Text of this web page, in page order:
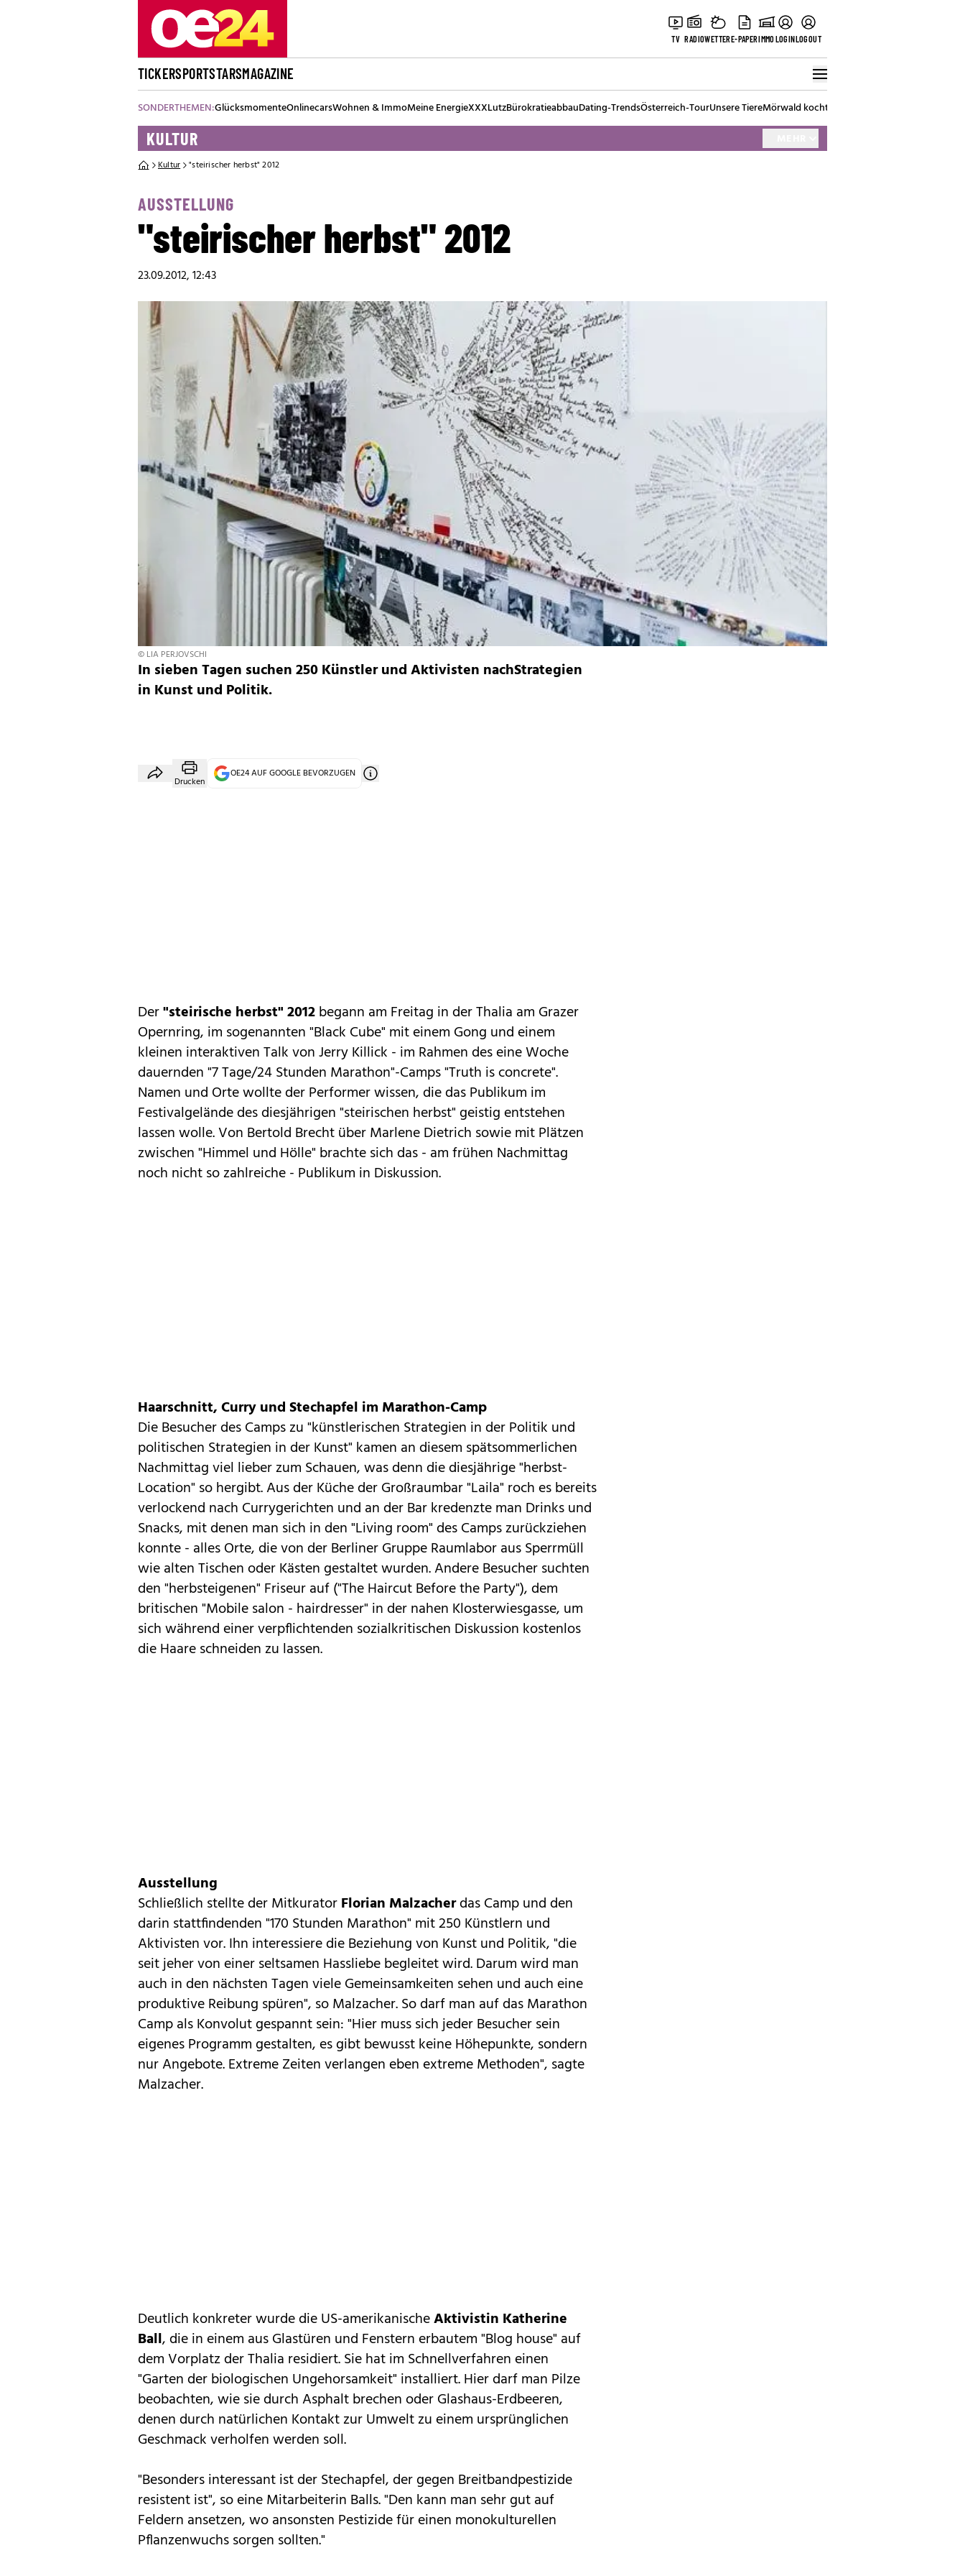
TV RADIOWETTERE-PAPERIMMOLOGINLOGOUT
TICKERSPORTSTARSMAGAZINE
SONDERTHEMEN:GlücksmomenteOnlinecarsWohnen & ImmoMeine EnergieXXXLutzBürokratieabbauDating-TrendsÖsterreich-TourUnsere TiereMörwald kocht
KULTUR
Kultur "steirischer herbst" 2012
AUSSTELLUNG
"steirischer herbst" 2012
23.09.2012, 12:43
© LIA PERJOVSCHI
In sieben Tagen suchen 250 Künstler und Aktivisten nachStrategien
in Kunst und Politik.
Drucken
OE24 AUF GOOGLE BEVORZUGEN
Der"steirische herbst" 2012begann am Freitag in der Thalia am Grazer
Opernring, im sogenannten "Black Cube" mit einem Gong und einem
kleinen interaktiven Talk von Jerry Killick - im Rahmen des eine Woche
dauernden "7 Tage/24 Stunden Marathon"-Camps "Truth is concrete".
Namen und Orte wollte der Performer wissen, die das Publikum im
Festivalgelände des diesjährigen "steirischen herbst" geistig entstehen
lassen wolle. Von Bertold Brecht über Marlene Dietrich sowie mit Plätzen
zwischen "Himmel und Hölle" brachte sich das - am frühen Nachmittag
noch nicht so zahlreiche - Publikum in Diskussion.
Haarschnitt, Curry und Stechapfel im Marathon-Camp
Die Besucher des Camps zu "künstlerischen Strategien in der Politik und
politischen Strategien in der Kunst" kamen an diesem spätsommerlichen
Nachmittag viel lieber zum Schauen, was denn die diesjährige "herbst-
Location" so hergibt. Aus der Küche der Großraumbar "Laila" roch es bereits
verlockend nach Currygerichten und an der Bar kredenzte man Drinks und
Snacks, mit denen man sich in den "Living room" des Camps zurückziehen
konnte - alles Orte, die von der Berliner Gruppe Raumlabor aus Sperrmüll
wie alten Tischen oder Kästen gestaltet wurden. Andere Besucher suchten
den "herbsteigenen" Friseur auf ("The Haircut Before the Party"), dem
britischen "Mobile salon - hairdresser" in der nahen Klosterwiesgasse, um
sich während einer verpflichtenden sozialkritischen Diskussion kostenlos
die Haare schneiden zu lassen.
Ausstellung
Schließlich stellte der MitkuratorFlorian Malzacherdas Camp und den
darin stattfindenden "170 Stunden Marathon" mit 250 Künstlern und
Aktivisten vor. Ihn interessiere die Beziehung von Kunst und Politik, "die
seit jeher von einer seltsamen Hassliebe begleitet wird. Darum wird man
auch in den nächsten Tagen viele Gemeinsamkeiten sehen und auch eine
produktive Reibung spüren", so Malzacher. So darf man auf das Marathon
Camp als Konvolut gespannt sein: "Hier muss sich jeder Besucher sein
eigenes Programm gestalten, es gibt bewusst keine Höhepunkte, sondern
nur Angebote. Extreme Zeiten verlangen eben extreme Methoden", sagte
Malzacher.
Deutlich konkreter wurde die US-amerikanischeAktivistin Katherine
Ball, die in einem aus Glastüren und Fenstern erbautem "Blog house" auf
dem Vorplatz der Thalia residiert. Sie hat im Schnellverfahren einen
"Garten der biologischen Ungehorsamkeit" installiert. Hier darf man Pilze
beobachten, wie sie durch Asphalt brechen oder Glashaus-Erdbeeren,
denen durch natürlichen Kontakt zur Umwelt zu einem ursprünglichen
Geschmack verholfen werden soll.
"Besonders interessant ist der Stechapfel, der gegen Breitbandpestizide
resistent ist", so eine Mitarbeiterin Balls. "Den kann man sehr gut auf
Feldern ansetzen, wo ansonsten Pestizide für einen monokulturellen
Pflanzenwuchs sorgen sollten."